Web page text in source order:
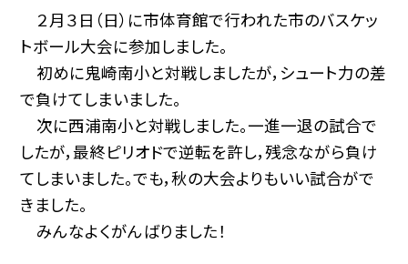
２月３日（日）に市体育館で行われた市のバスケッ
トボール大会に参加しました。
初めに鬼崎南小と対戦しましたが，シュート力の差
で負けてしまいました。
次に西浦南小と対戦しました。一進一退の試合で
したが，最終ピリオドで逆転を許し，残念ながら負け
てしまいました。でも，秋の大会よりもいい試合がで
きました。
みんなよくがんばりました！